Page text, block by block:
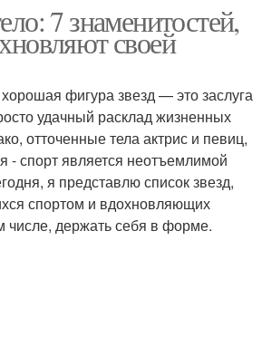
7 знаменитостей,
своей
фигура звезд — это заслуга
удачный расклад жизненных
отточенные тела актрис и певиц,
- спорт является неотъемлимой
я представлю список звезд,
спортом и вдохновляющих
числе, держать себя в форме.